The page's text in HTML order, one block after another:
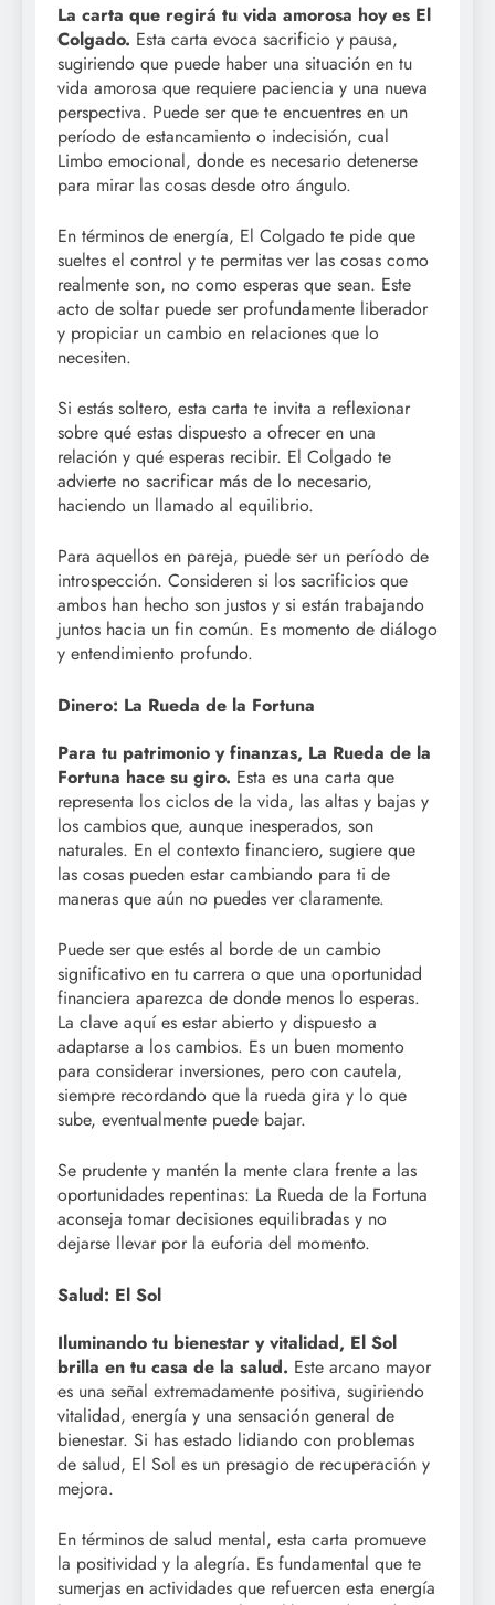
La carta que regirá tu vida amorosa hoy es El
Colgado. Esta carta evoca sacrificio y pausa,
sugiriendo que puede haber una situación en tu
vida amorosa que requiere paciencia y una nueva
perspectiva. Puede ser que te encuentres en un
período de estancamiento o indecisión, cual
Limbo emocional, donde es necesario detenerse
para mirar las cosas desde otro ángulo.
En términos de energía, El Colgado te pide que
sueltes el control y te permitas ver las cosas como
realmente son, no como esperas que sean. Este
acto de soltar puede ser profundamente liberador
y propiciar un cambio en relaciones que lo
necesiten.
Si estás soltero, esta carta te invita a reflexionar
sobre qué estas dispuesto a ofrecer en una
relación y qué esperas recibir. El Colgado te
advierte no sacrificar más de lo necesario,
haciendo un llamado al equilibrio.
Para aquellos en pareja, puede ser un período de
introspección. Consideren si los sacrificios que
ambos han hecho son justos y si están trabajando
juntos hacia un fin común. Es momento de diálogo
y entendimiento profundo.
Dinero: La Rueda de la Fortuna
Para tu patrimonio y finanzas, La Rueda de la
Fortuna hace su giro. Esta es una carta que
representa los ciclos de la vida, las altas y bajas y
los cambios que, aunque inesperados, son
naturales. En el contexto financiero, sugiere que
las cosas pueden estar cambiando para ti de
maneras que aún no puedes ver claramente.
Puede ser que estés al borde de un cambio
significativo en tu carrera o que una oportunidad
financiera aparezca de donde menos lo esperas.
La clave aquí es estar abierto y dispuesto a
adaptarse a los cambios. Es un buen momento
para considerar inversiones, pero con cautela,
siempre recordando que la rueda gira y lo que
sube, eventualmente puede bajar.
Se prudente y mantén la mente clara frente a las
oportunidades repentinas: La Rueda de la Fortuna
aconseja tomar decisiones equilibradas y no
dejarse llevar por la euforia del momento.
Salud: El Sol
Iluminando tu bienestar y vitalidad, El Sol
brilla en tu casa de la salud. Este arcano mayor
es una señal extremadamente positiva, sugiriendo
vitalidad, energía y una sensación general de
bienestar. Si has estado lidiando con problemas
de salud, El Sol es un presagio de recuperación y
mejora.
En términos de salud mental, esta carta promueve
la positividad y la alegría. Es fundamental que te
sumerjas en actividades que refuercen esta energía